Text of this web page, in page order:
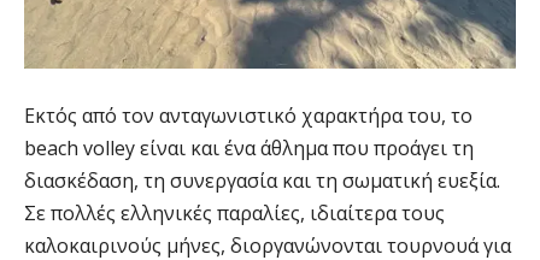
Εκτός από τον ανταγωνιστικό χαρακτήρα του, το
beach volley είναι και ένα άθλημα που προάγει τη
διασκέδαση, τη συνεργασία και τη σωματική ευεξία.
Σε πολλές ελληνικές παραλίες, ιδιαίτερα τους
καλοκαιρινούς μήνες, διοργανώνονται τουρνουά για